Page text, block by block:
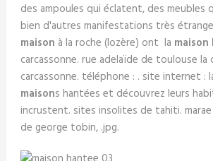
des ampoules qui éclatent, des
bien d'autres manifestations très
maison à la roche (lozère) ont la
carcassonne. rue adelaïde de toulouse la
carcassonne. téléphone : . site internet :
maisons hantées et découvrez leurs
incrustent. sites insolites de tahiti. marae
de george tobin, .jpg.